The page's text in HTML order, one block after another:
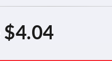
$4.04